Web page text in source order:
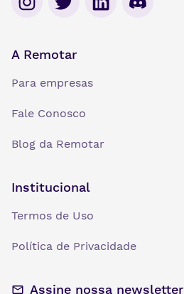
A Remotar
Para empresas
Fale Conosco
Blog da Remotar
Institucional
Termos de Uso
Política de Privacidade
Assine nossa newsletter